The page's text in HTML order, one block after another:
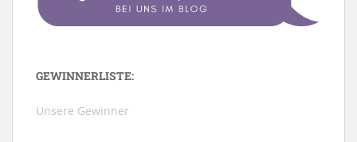
GEWINNERLISTE:
Unsere Gewinner